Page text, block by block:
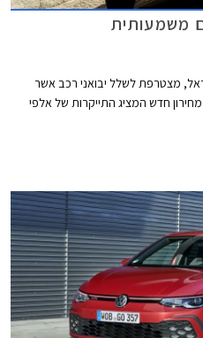
משמעותית
מצטרפת לשלל יבואני רכב אשר
חדש המציג התייקרות של אלפי